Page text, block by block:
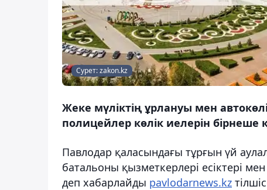
Сурет: zakon.kz
Жеке мүліктің ұрлануы мен
полицейлер көлік иелерін
Павлодар қаласындағы тұрғын үй
батальоны қызметкерлері есіктері
деп хабарлайды pavlodarnews.kz